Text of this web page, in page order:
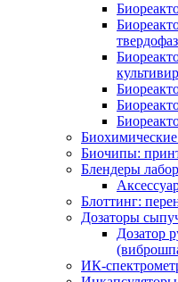
Биочипы:
Блендеры
Блоттинг:
Дозаторы
Дозатор
ИК-